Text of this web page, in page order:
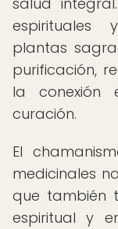
espirituales
plantas
purificación,
la conexión
curación.
El
medicinales
que también
espiritual y